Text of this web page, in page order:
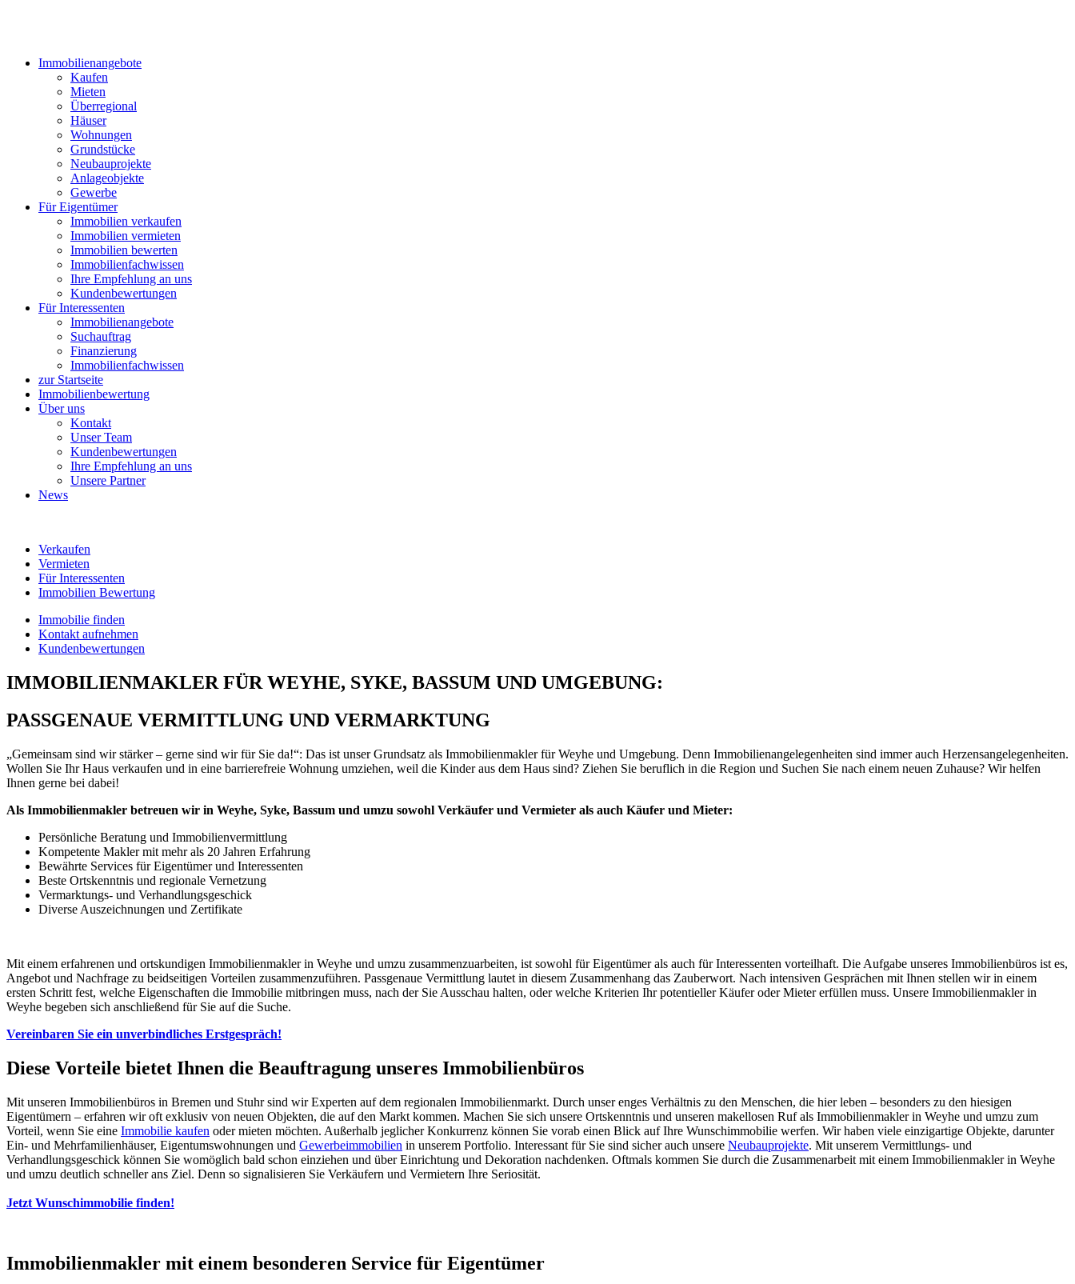
Immobilienangebote
Kaufen
Mieten
Überregional
Häuser
Wohnungen
Grundstücke
Neubauprojekte
Anlageobjekte
Gewerbe
Für Eigentümer
Immobilien verkaufen
Immobilien vermieten
Immobilien bewerten
Immobilienfachwissen
Ihre Empfehlung an uns
Kundenbewertungen
Für Interessenten
Immobilienangebote
Suchauftrag
Finanzierung
Immobilienfachwissen
zur Startseite
Immobilienbewertung
Über uns
Kontakt
Unser Team
Kundenbewertungen
Ihre Empfehlung an uns
Unsere Partner
News
Verkaufen
Vermieten
Für Interessenten
Immobilien Bewertung
Immobilie finden
Kontakt aufnehmen
Kundenbewertungen
IMMOBILIENMAKLER FÜR WEYHE, SYKE, BASSUM UND UMGEBUNG:
PASSGENAUE VERMITTLUNG UND VERMARKTUNG
„Gemeinsam sind wir stärker – gerne sind wir für Sie da!“: Das ist unser Grundsatz als Immobilienmakler für Weyhe und Umgebung. Denn Immobilienangelegenheiten sind immer auch Herzensangelegenheiten.
Wollen Sie Ihr Haus verkaufen und in eine barrierefreie Wohnung umziehen, weil die Kinder aus dem Haus sind? Ziehen Sie beruflich in die Region und Suchen Sie nach einem neuen Zuhause? Wir helfen
Ihnen gerne bei dabei!
Als Immobilienmakler betreuen wir in Weyhe, Syke, Bassum und umzu sowohl Verkäufer und Vermieter als auch Käufer und Mieter:
Persönliche Beratung und Immobilienvermittlung
Kompetente Makler mit mehr als 20 Jahren Erfahrung
Bewährte Services für Eigentümer und Interessenten
Beste Ortskenntnis und regionale Vernetzung
Vermarktungs- und Verhandlungsgeschick
Diverse Auszeichnungen und Zertifikate
Mit einem erfahrenen und ortskundigen Immobilienmakler in Weyhe und umzu zusammenzuarbeiten, ist sowohl für Eigentümer als auch für Interessenten vorteilhaft. Die Aufgabe unseres Immobilienbüros ist es,
Angebot und Nachfrage zu beidseitigen Vorteilen zusammenzuführen. Passgenaue Vermittlung lautet in diesem Zusammenhang das Zauberwort. Nach intensiven Gesprächen mit Ihnen stellen wir in einem
ersten Schritt fest, welche Eigenschaften die Immobilie mitbringen muss, nach der Sie Ausschau halten, oder welche Kriterien Ihr potentieller Käufer oder Mieter erfüllen muss. Unsere Immobilienmakler in
Weyhe begeben sich anschließend für Sie auf die Suche.
Vereinbaren Sie ein unverbindliches Erstgespräch!
Diese Vorteile bietet Ihnen die Beauftragung unseres Immobilienbüros
Mit unseren Immobilienbüros in Bremen und Stuhr sind wir Experten auf dem regionalen Immobilienmarkt. Durch unser enges Verhältnis zu den Menschen, die hier leben – besonders zu den hiesigen
Eigentümern – erfahren wir oft exklusiv von neuen Objekten, die auf den Markt kommen. Machen Sie sich unsere Ortskenntnis und unseren makellosen Ruf als Immobilienmakler in Weyhe und umzu zum
Vorteil, wenn Sie eine Immobilie kaufen oder mieten möchten. Außerhalb jeglicher Konkurrenz können Sie vorab einen Blick auf Ihre Wunschimmobilie werfen. Wir haben viele einzigartige Objekte, darunter
Ein- und Mehrfamilienhäuser, Eigentumswohnungen und Gewerbeimmobilien in unserem Portfolio. Interessant für Sie sind sicher auch unsere Neubauprojekte. Mit unserem Vermittlungs- und
Verhandlungsgeschick können Sie womöglich bald schon einziehen und über Einrichtung und Dekoration nachdenken. Oftmals kommen Sie durch die Zusammenarbeit mit einem Immobilienmakler in Weyhe
und umzu deutlich schneller ans Ziel. Denn so signalisieren Sie Verkäufern und Vermietern Ihre Seriosität.
Jetzt Wunschimmobilie finden!
Immobilienmakler mit einem besonderen Service für Eigentümer